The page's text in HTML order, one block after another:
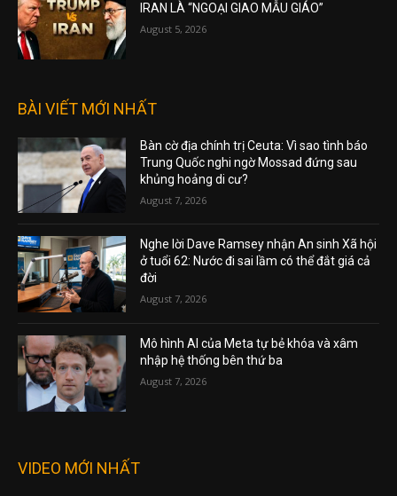
IRAN LÀ “NGOẠI GIAO MẪU GIÁO”
August 5, 2026
BÀI VIẾT MỚI NHẤT
Bàn cờ địa chính trị Ceuta: Vì sao tình báo
Trung Quốc nghi ngờ Mossad đứng sau
khủng hoảng di cư?
August 7, 2026
Nghe lời Dave Ramsey nhận An sinh Xã hội
ở tuổi 62: Nước đi sai lầm có thể đắt giá cả
đời
August 7, 2026
Mô hình AI của Meta tự bẻ khóa và xâm
nhập hệ thống bên thứ ba
August 7, 2026
VIDEO MỚI NHẤT